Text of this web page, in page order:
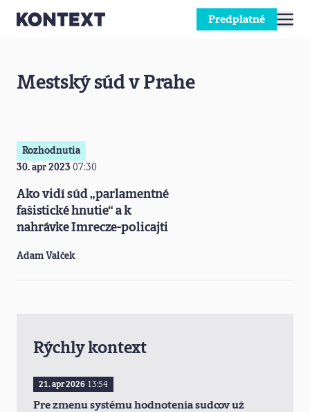
Predplatné
Mestský súd v Prahe
Rozhodnutia
30. apr 2023 07:30
Ako vidí súd „parlamentné
fašistické hnutie“ a k
nahrávke Imrecze-policajti
Adam Valček
Rýchly kontext
21. apr 2026 13:54
Pre zmenu systému hodnotenia sudcov už